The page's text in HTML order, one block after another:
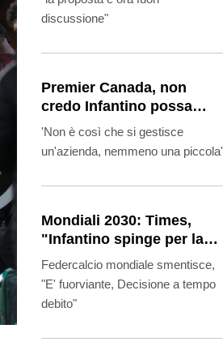
discussione"
Premier Canada, non
credo Infantino possa
guidare la Fifa
'Non è così che si gestisce
un'azienda, nemmeno una piccola'
Mondiali 2030: Times,
"Infantino spinge per la
finale in Marocco". La Fifa,
"E' falso"
Federcalcio mondiale smentisce,
"E' fuorviante, Decisione a tempo
debito"